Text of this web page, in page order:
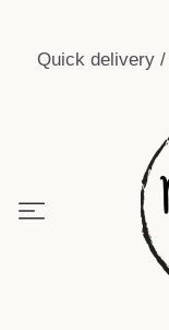
Quick delivery